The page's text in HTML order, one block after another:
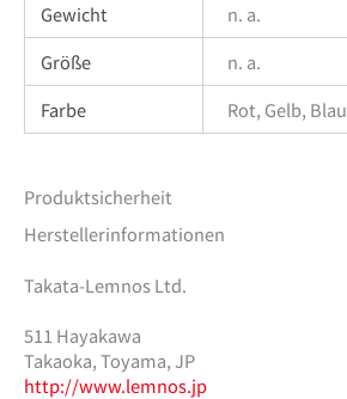
Gewicht
n. a.
Größe
n. a.
Farbe
Rot, Gelb, Blau
Produktsicherheit
Herstellerinformationen
Takata-Lemnos Ltd.
511 Hayakawa
Takaoka, Toyama, JP
http://www.lemnos.jp